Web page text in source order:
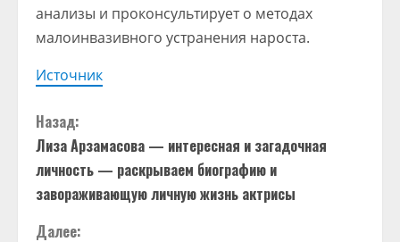
анализы и проконсультирует о методах
малоинвазивного устранения нароста.
Источник
П
р
о
Назад:
Лиза Арзамасова — интересная и загадочная
личность — раскрываем биографию и
завораживающую личную жизнь актрисы
Далее: